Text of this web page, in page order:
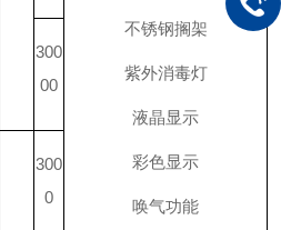
不锈钢搁架
紫外消毒灯
液晶显示
彩色显示
唤气功能
300
00
300
0